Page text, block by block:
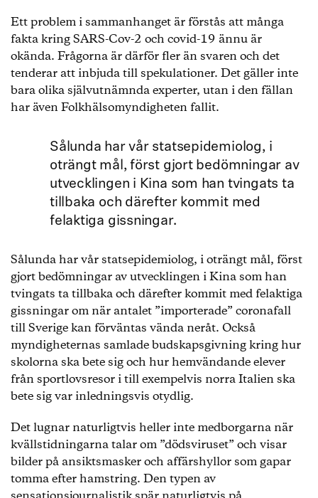
Ett problem i sammanhanget är förstås att många
fakta kring SARS-Cov-2 och covid-19 ännu är
okända. Frågorna är därför fler än svaren och det
tenderar att inbjuda till spekulationer. Det gäller inte
bara olika självutnämnda experter, utan i den fällan
har även Folkhälsomyndigheten fallit.
Sålunda har vår statsepidemiolog, i
oträngt mål, först gjort bedömningar av
utvecklingen i Kina som han tvingats ta
tillbaka och därefter kommit med
felaktiga gissningar.
Sålunda har vår statsepidemiolog, i oträngt mål, först
gjort bedömningar av utvecklingen i Kina som han
tvingats ta tillbaka och därefter kommit med felaktiga
gissningar om när antalet ”importerade” coronafall
till Sverige kan förväntas vända neråt. Också
myndigheternas samlade budskapsgivning kring hur
skolorna ska bete sig och hur hemvändande elever
från sportlovsresor i till exempelvis norra Italien ska
bete sig var inledningsvis otydlig.
Det lugnar naturligtvis heller inte medborgarna när
kvällstidningarna talar om ”dödsviruset” och visar
bilder på ansiktsmasker och affärshyllor som gapar
tomma efter hamstring. Den typen av